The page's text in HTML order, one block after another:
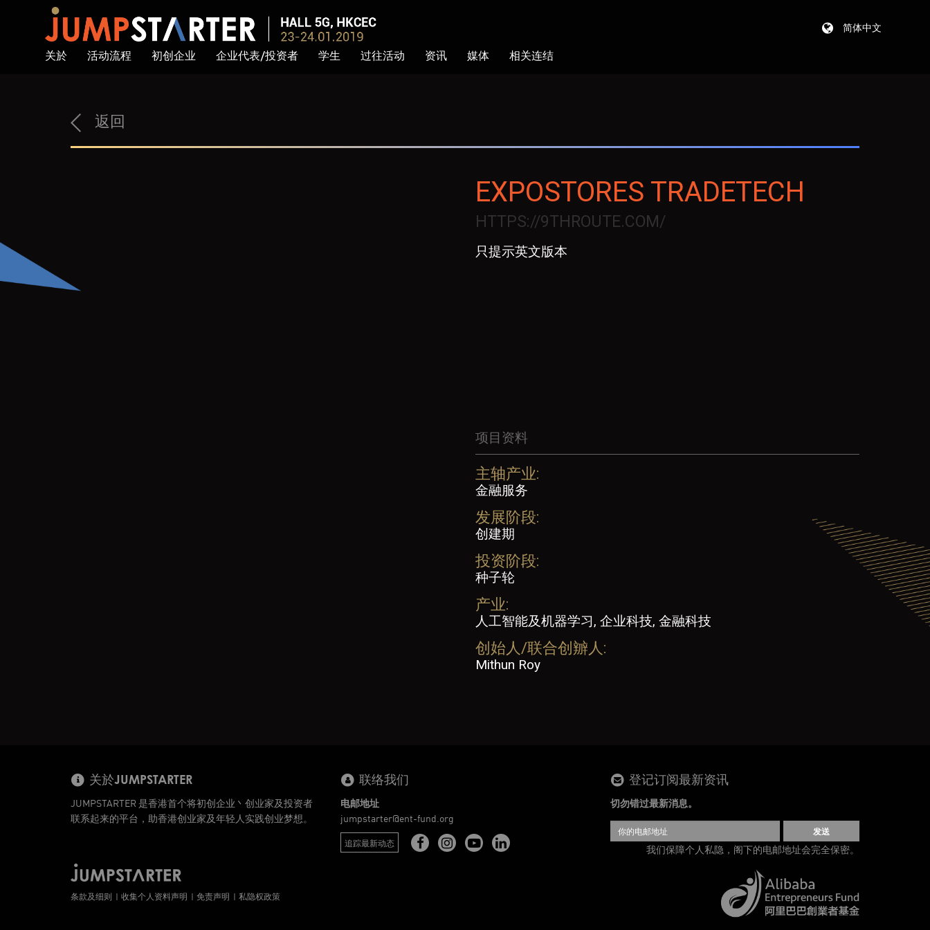
关於 活动流程 初创企业 企业代表/投资者 学生 过往活动 资讯 媒体 相关连结
简体中文
返回
EXPOSTORES TRADETECH
HTTPS://9THROUTE.COM/
只提示英文版本
项目资料
主轴产业:
金融服务
发展阶段:
创建期
投资阶段:
种子轮
产业:
人工智能及机器学习, 企业科技, 金融科技
创始人/联合创辧人:
Mithun Roy
关於JUMPSTARTER
JUMPSTARTER 是香港首个将初创企业丶创业家及投资者
联系起来的平台，助香港创业家及年轻人实践创业梦想。
联络我们
电邮地址
jumpstarter@ent-fund.org
追踪最新动态
登记订阅最新资讯
切勿错过最新消息。
发送
我们保障个人私隐，阁下的电邮地址会完全保密。
条款及细则 收集个人资料声明 免责声明 私隐权政策